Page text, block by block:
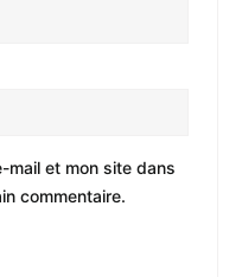
mail et mon site dans
commentaire.